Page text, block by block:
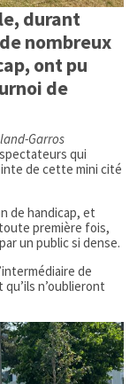
durant
nombreux
ont pu
de
Garros
qui
de cette mini cité
de handicap, et
première fois,
un public si dense.
de
n’oublieront